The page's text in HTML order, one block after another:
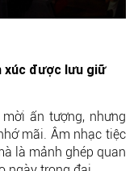
xúc được lưu giữ
ấn tượng, nhưng
mãi. Âm nhạc tiệc
là mảnh ghép quan